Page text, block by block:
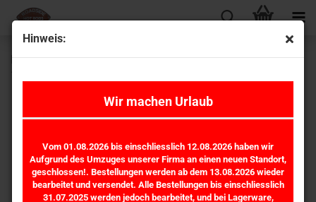
Hinweis:
Wir machen Urlaub
Vom 01.08.2026 bis einschliesslich 12.08.2026 haben wir
Aufgrund des Umzuges unserer Firma an einen neuen Standort,
geschlossen!. Bestellungen werden ab dem 13.08.2026 wieder
bearbeitet und versendet. Alle Bestellungen bis einschliesslich
31.07.2025 werden jedoch bearbeitet, und bei Lagerware,
Hardi Benzinpumpe Kraftstoffpumpe Elektrisch 12V ab